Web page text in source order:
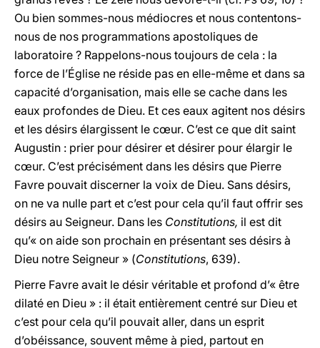
Ou bien sommes-nous médiocres et nous contentons-
nous de nos programmations apostoliques de
laboratoire ? Rappelons-nous toujours de cela : la
force de l’Église ne réside pas en elle-même et dans sa
capacité d’organisation, mais elle se cache dans les
eaux profondes de Dieu. Et ces eaux agitent nos désirs
et les désirs élargissent le cœur. C’est ce que dit saint
Augustin : prier pour désirer et désirer pour élargir le
cœur. C’est précisément dans les désirs que Pierre
Favre pouvait discerner la voix de Dieu. Sans désirs,
on ne va nulle part et c’est pour cela qu’il faut offrir ses
désirs au Seigneur. Dans les Constitutions, il est dit
qu’« on aide son prochain en présentant ses désirs à
Dieu notre Seigneur » (Constitutions, 639).
Pierre Favre avait le désir véritable et profond d’« être
dilaté en Dieu » : il était entièrement centré sur Dieu et
c’est pour cela qu’il pouvait aller, dans un esprit
d’obéissance, souvent même à pied, partout en